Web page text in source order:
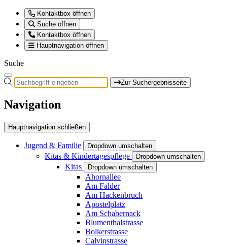
Kontaktbox öffnen
Suche öffnen
Kontaktbox öffnen
Hauptnavigation öffnen
Suche
Zur Suchergebnisseite
Navigation
Hauptnavigation schließen
Jugend & Familie Dropdown umschalten
Kitas & Kindertagespflege Dropdown umschalten
Kitas Dropdown umschalten
Ahornallee
Am Falder
Am Hackenbruch
Apostelplatz
Am Schabernack
Blumenthalstrasse
Bolkerstrasse
Calvinstrasse